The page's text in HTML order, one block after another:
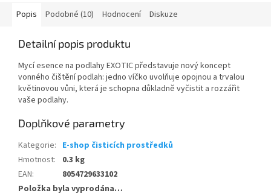
Popis Podobné (10) Hodnocení Diskuze
Detailní popis produktu
Mycí esence na podlahy EXOTIC představuje nový koncept
vonného čištění podlah: jedno víčko uvolňuje opojnou a trvalou
květinovou vůni, která je schopna důkladně vyčistit a rozzářit
vaše podlahy.
Doplňkové parametry
Kategorie: E-shop čisticích prostředků
Hmotnost:
0.3 kg
EAN:
8054729633102
Položka byla vyprodána…